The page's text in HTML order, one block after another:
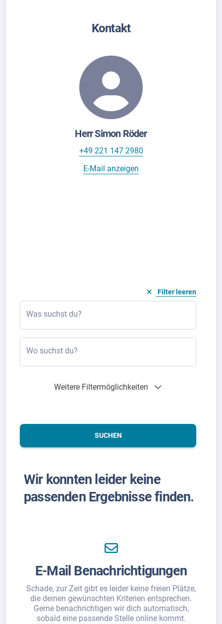
Kontakt
Herr Simon Röder
+49 221 147 2980
E-Mail anzeigen
Filter leeren
Was suchst du?
Wo suchst du?
Weitere Filtermöglichkeiten
SUCHEN
Wir konnten leider keine
passenden Ergebnisse finden.
E-Mail Benachrichtigungen
Schade, zur Zeit gibt es leider keine freien Plätze,
die deinen gewünschten Kriterien entsprechen.
Gerne benachrichtigen wir dich automatisch,
sobald eine passende Stelle online kommt.